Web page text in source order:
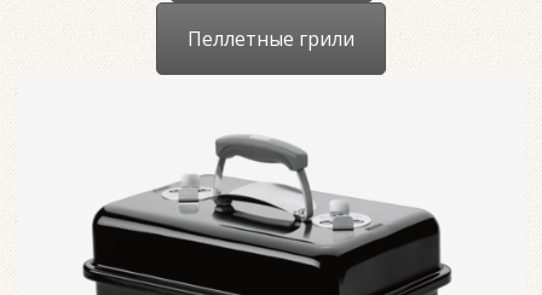
Пеллетные грили